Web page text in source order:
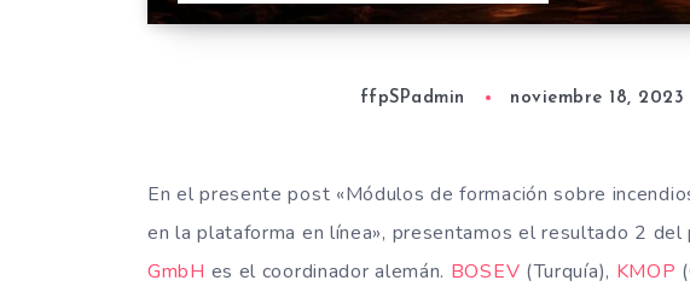
ffpSPadmin noviembre 18, 2023
En el presente post «Módulos de formación sobre
en la plataforma en línea», presentamos el resultado 2 del
GmbH es el coordinador alemán. BOSEV (Turquía), KMOP